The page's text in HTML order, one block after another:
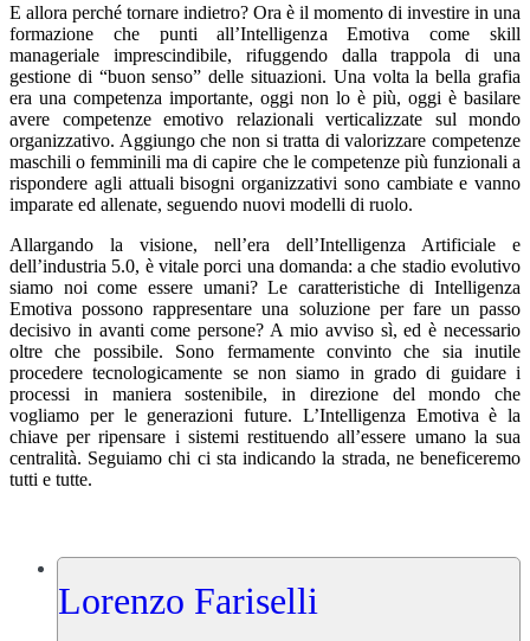
E allora perché tornare indietro? Ora è il momento di investire in una
formazione che punti all’Intelligenza Emotiva come skill
manageriale imprescindibile, rifuggendo dalla trappola di una
gestione di “buon senso” delle situazioni. Una volta la bella grafia
era una competenza importante, oggi non lo è più, oggi è basilare
avere competenze emotivo relazionali verticalizzate sul mondo
organizzativo. Aggiungo che non si tratta di valorizzare competenze
maschili o femminili ma di capire che le competenze più funzionali a
rispondere agli attuali bisogni organizzativi sono cambiate e vanno
imparate ed allenate, seguendo nuovi modelli di ruolo.
Allargando la visione, nell’era dell’Intelligenza Artificiale e
dell’industria 5.0, è vitale porci una domanda: a che stadio evolutivo
siamo noi come essere umani? Le caratteristiche di Intelligenza
Emotiva possono rappresentare una soluzione per fare un passo
decisivo in avanti come persone? A mio avviso sì, ed è necessario
oltre che possibile. Sono fermamente convinto che sia inutile
procedere tecnologicamente se non siamo in grado di guidare i
processi in maniera sostenibile, in direzione del mondo che
vogliamo per le generazioni future. L’Intelligenza Emotiva è la
chiave per ripensare i sistemi restituendo all’essere umano la sua
centralità. Seguiamo chi ci sta indicando la strada, ne beneficeremo
tutti e tutte.
Lorenzo Fariselli